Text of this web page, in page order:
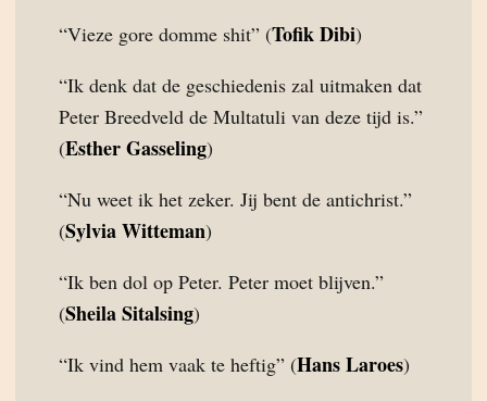
“Vieze gore domme shit” (Tofik Dibi)
“Ik denk dat de geschiedenis zal uitmaken dat
Peter Breedveld de Multatuli van deze tijd is.”
(Esther Gasseling)
“Nu weet ik het zeker. Jij bent de antichrist.”
(Sylvia Witteman)
“Ik ben dol op Peter. Peter moet blijven.”
(Sheila Sitalsing)
“Ik vind hem vaak te heftig” (Hans Laroes)